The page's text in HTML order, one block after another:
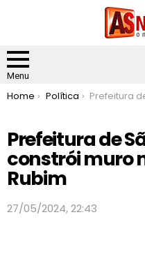
Menu
You are here:
Home Política Prefeitura de São Gonçalo constrói muro na rua
Prefeitura de
constrói muro
Rubim
27/05/2024, 22:43